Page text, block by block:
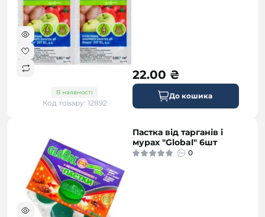
В наявності
Код товару: 12892
22.00 ₴
До кошика
Пастка від тарганів і
мурах "Global" 6шт
0